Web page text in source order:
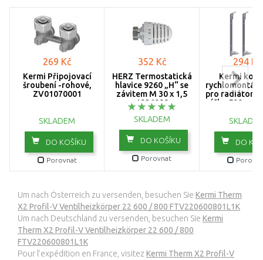
269 Kč
Kermi Připojovací
šroubení -rohové,
ZV01070001
SKLADEM
DO KOŠÍKU
Porovnat
352 Kč
HERZ Termostatická
hlavice 9260 „H“ se
závitem M 30 x 1,5
1926098
SKLADEM
DO KOŠÍKU
Porovnat
294 Kč
Kermi
pro radiátory
výška 500 mm
DO
Um nach Österreich zu versenden, besuchen Sie Kermi Therm
X2 Profil-V Ventilheizkörper 22 600 / 800 FTV220600801L1K
Um nach Deutschland zu versenden, besuchen Sie Kermi
Therm X2 Profil-V Ventilheizkörper 22 600 / 800
FTV220600801L1K
Pour l’expédition en France, visitez Kermi Therm X2 Profil-V